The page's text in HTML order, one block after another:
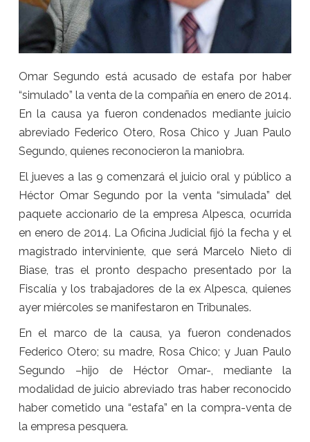
Omar Segundo está acusado de estafa por haber
“simulado” la venta de la compañía en enero de 2014.
En la causa ya fueron condenados mediante juicio
abreviado Federico Otero, Rosa Chico y Juan Paulo
Segundo, quienes reconocieron la maniobra.
El jueves a las 9 comenzará el juicio oral y público a
Héctor Omar Segundo por la venta “simulada” del
paquete accionario de la empresa Alpesca, ocurrida
en enero de 2014. La Oficina Judicial fijó la fecha y el
magistrado interviniente, que será Marcelo Nieto di
Biase, tras el pronto despacho presentado por la
Fiscalía y los trabajadores de la ex Alpesca, quienes
ayer miércoles se manifestaron en Tribunales.
En el marco de la causa, ya fueron condenados
Federico Otero; su madre, Rosa Chico; y Juan Paulo
Segundo –hijo de Héctor Omar-, mediante la
modalidad de juicio abreviado tras haber reconocido
haber cometido una “estafa” en la compra-venta de
la empresa pesquera.